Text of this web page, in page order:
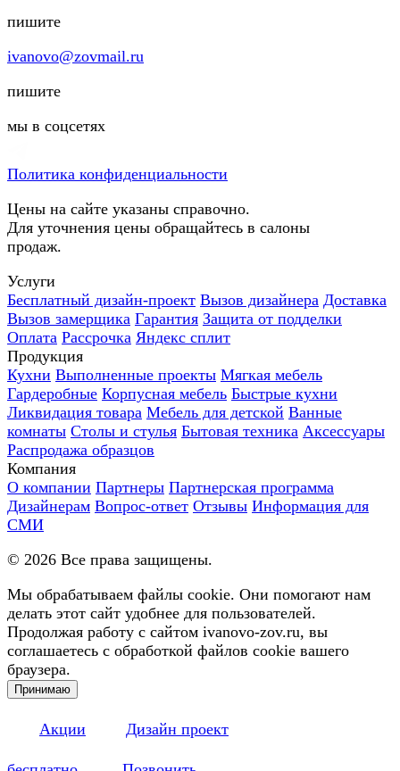
пишите
ivanovo@zovmail.ru
пишите
мы в соцсетях
Политика конфиденциальности
Цены на сайте указаны справочно.
Для уточнения цены обращайтесь в салоны
продаж.
Услуги
Бесплатный дизайн-проект Вызов дизайнера Доставка
Вызов замерщика Гарантия Защита от подделки
Оплата Рассрочка Яндекс сплит
Продукция
Кухни Выполненные проекты Мягкая мебель
Гардеробные Корпусная мебель Быстрые кухни
Ликвидация товара Мебель для детской Ванные
комнаты Столы и стулья Бытовая техника Аксессуары
Распродажа образцов
Компания
О компании Партнеры Партнерская программа
Дизайнерам Вопрос-ответ Отзывы Информация для
СМИ
© 2026 Все права защищены.
Мы обрабатываем файлы cookie. Они помогают нам
делать этот сайт удобнее для пользователей.
Продолжая работу с сайтом ivanovo-zov.ru, вы
соглашаетесь с обработкой файлов cookie вашего
браузера.
Принимаю
Акции Дизайн проект